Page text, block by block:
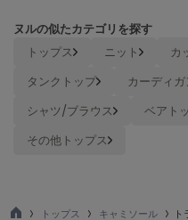
ネズ
ナイキ
NOWNS
ヌル
ヌルの似たカテゴリを探す
トップス ニット
カ
タンクトップ
カーディガ
シャツ/ブラウス
ベアト
その他トップス
トップス キャミソール